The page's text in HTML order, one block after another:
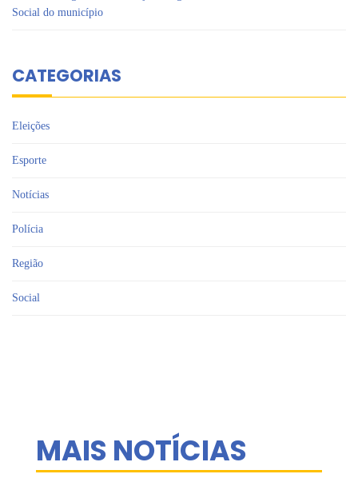
Social do município
CATEGORIAS
Eleições
Esporte
Notícias
Polícia
Região
Social
MAIS NOTÍCIAS